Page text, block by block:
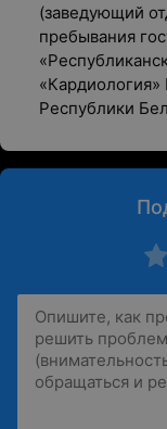
(заведующий
пребывания
Республики